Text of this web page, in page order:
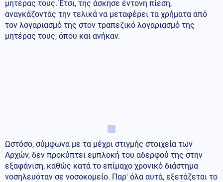
μητέρας τους. Έτσι, της άσκησε έντονη πίεση,
αναγκάζοντάς την τελικά να μεταφέρει τα χρήματα από
τον λογαριασμό της στον τραπεζικό λογαριασμό της
μητέρας τους, όπου και ανήκαν.
Ωστόσο, σύμφωνα με τα μέχρι στιγμής στοιχεία των
Αρχών, δεν προκύπτει εμπλοκή του αδερφού της στην
εξαφάνιση, καθώς κατά το επίμαχο χρονικό διάστημα
νοσηλευόταν σε νοσοκομείο. Παρ' όλα αυτά, εξετάζεται το